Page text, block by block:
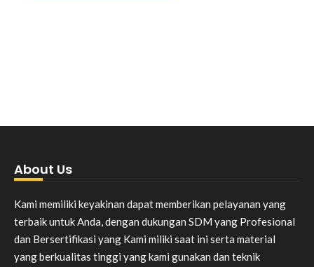
About Us
Kami memiliki keyakinan dapat memberikan pelayanan yang
terbaik untuk Anda, dengan dukungan SDM yang Profesional
dan Bersertifikasi yang Kami miliki saat ini serta material
yang berkualitas tinggi yang kami gunakan dan teknik